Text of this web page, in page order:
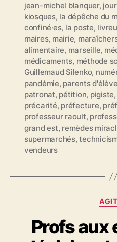
jean-michel blanquer,
kiosques, la dépêche du
confiné·es, la poste,
maires, mairie,
alimentaire, marseille,
médicaments, méthode
Guillemaud Silenko,
pandémie, parents
patronat, pétition, pigiste,
précarité, préfecture,
professeur raoult,
grand est, remèdes
supermarchés,
vendeurs
t
Profs aux